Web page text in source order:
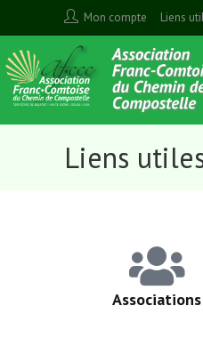
Mon compte Liens
Liens
Associations